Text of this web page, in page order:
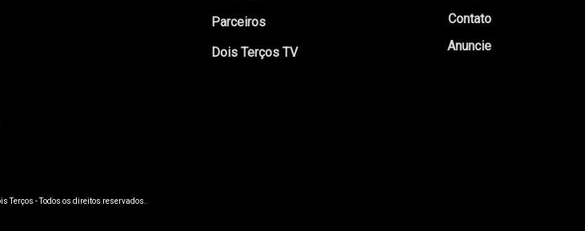
Parceiros
Dois Terços TV
Contato
Anuncie
Terços - Todos os direitos reservados.